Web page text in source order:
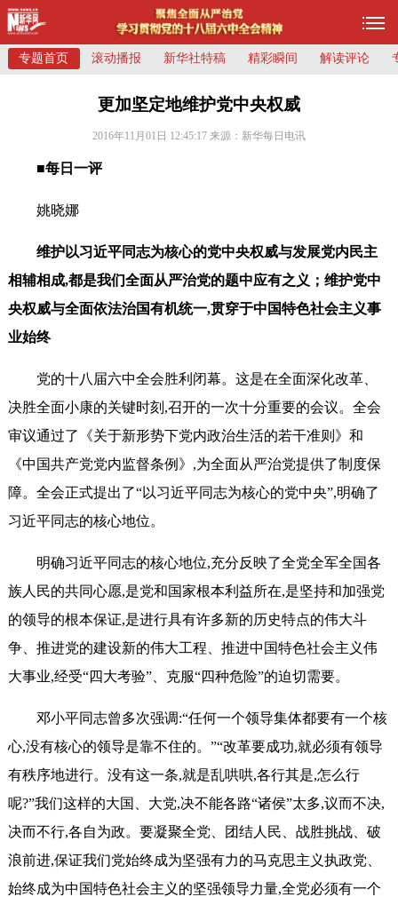
专题首页 滚动播报 新华社特稿 精彩瞬间 解读评论
更加坚定地维护党中央权威
2016年11月01日 12:45:17 来源：新华每日电讯
■每日一评
姚晓娜
维护以习近平同志为核心的党中央权威与发展党内民主
相辅相成,都是我们全面从严治党的题中应有之义；维护党中
央权威与全面依法治国有机统一,贯穿于中国特色社会主义事
业始终
党的十八届六中全会胜利闭幕。这是在全面深化改革、
决胜全面小康的关键时刻,召开的一次十分重要的会议。全会
审议通过了《关于新形势下党内政治生活的若干准则》和
《中国共产党党内监督条例》,为全面从严治党提供了制度保
障。全会正式提出了“以习近平同志为核心的党中央”,明确了
习近平同志的核心地位。
明确习近平同志的核心地位,充分反映了全党全军全国各
族人民的共同心愿,是党和国家根本利益所在,是坚持和加强党
的领导的根本保证,是进行具有许多新的历史特点的伟大斗
争、推进党的建设新的伟大工程、推进中国特色社会主义伟
大事业,经受“四大考验”、克服“四种危险”的迫切需要。
邓小平同志曾多次强调:“任何一个领导集体都要有一个核
心,没有核心的领导是靠不住的。”“改革要成功,就必须有领导
有秩序地进行。没有这一条,就是乱哄哄,各行其是,怎么行
呢?”我们这样的大国、大党,决不能各路“诸侯”太多,议而不决,
决而不行,各自为政。要凝聚全党、团结人民、战胜挑战、破
浪前进,保证我们党始终成为坚强有力的马克思主义执政党、
始终成为中国特色社会主义的坚强领导力量,全党必须有一个